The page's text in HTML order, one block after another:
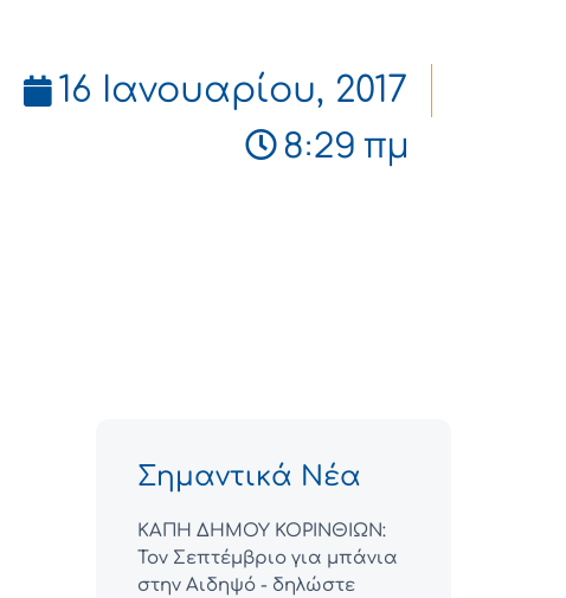
16 Ιανουαρίου, 2017
8:29 πμ
Σημαντικά Νέα
ΚΑΠΗ ΔΗΜΟΥ ΚΟΡΙΝΘΙΩΝ:
Τον Σεπτέμβριο για μπάνια
στην Αιδηψό - δηλώστε